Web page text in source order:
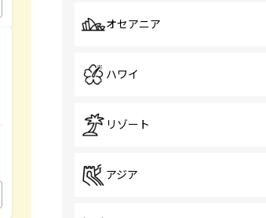
オセアニア
ハワイ
リゾート
アジア